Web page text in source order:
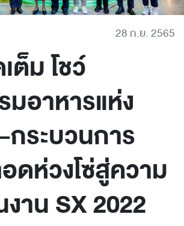
28 ก.ย. 2565
ต็ม โชว์
อาหารแห่ง
ระบวนการ
ดห่วงโซ่สู่ความ
าน SX 2022